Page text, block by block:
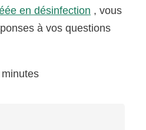
en désinfection , vous
à vos questions